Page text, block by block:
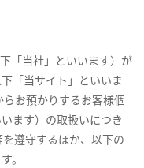
「当社」といいます）が
「当サイト」といいま
お預かりするお客様個
ます）の取扱いにつき
遵守するほか、以下の
。